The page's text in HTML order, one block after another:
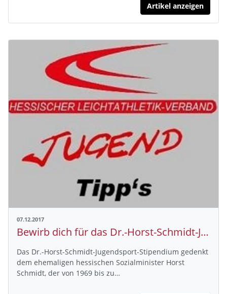
Artikel anzeigen
07.12.2017
Bewirb dich für das Dr.-Horst-Schmidt-Jugendsport-Stipendium
Das Dr.-Horst-Schmidt-Jugendsport-Stipendium gedenkt
dem ehemaligen hessischen Sozialminister Horst
Schmidt, der von 1969 bis zu…